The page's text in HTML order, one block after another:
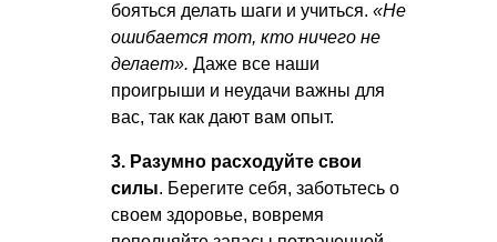
бояться делать шаги и учиться. «Не
ошибается тот, кто ничего не
делает». Даже все наши
проигрыши и неудачи важны для
вас, так как дают вам опыт.
3. Разумно расходуйте свои
силы. Берегите себя, заботьтесь о
своем здоровье, вовремя